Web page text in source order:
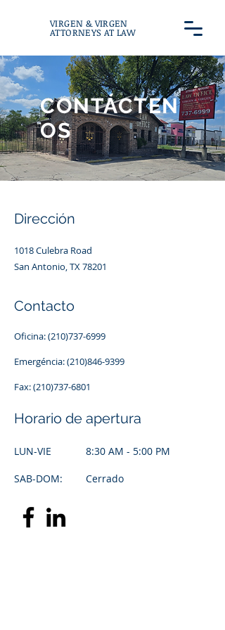
VIRGEN & VIRGEN
ATTORNEYS AT LAW
CONTÁCTEN
OS
Dirección
1018 Culebra Road
San Antonio, TX 78201
Contacto
Oficina:(210)737-6999
Emergéncia: (210)846-9399
Fax: (210)737-6801
Horario de apertura
LUN-VIE 8:30 AM - 5:00 PM
SAB-DOM: Cerrado